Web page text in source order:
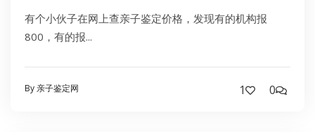
有个小伙子在网上查亲子鉴定价格，发现有的机构报
800，有的报...
By 亲子鉴定网 1 0